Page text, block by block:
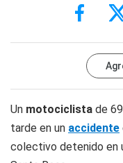
Un motociclista de
tarde en un accidente
colectivo detenido en